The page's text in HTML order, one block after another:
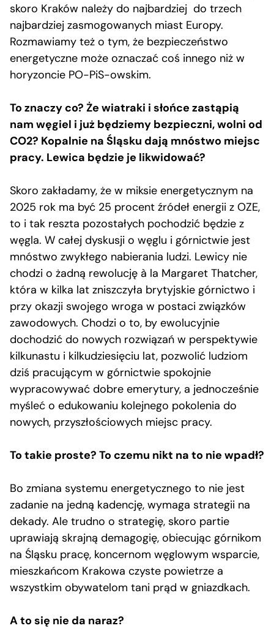
skoro Kraków należy do najbardziej do trzech
najbardziej zasmogowanych miast Europy.
Rozmawiamy też o tym, że bezpieczeństwo
energetyczne może oznaczać coś innego niż w
horyzoncie PO-PiS-owskim.
To znaczy co? Że wiatraki i słońce zastąpią
nam węgiel i już będziemy bezpieczni, wolni od
CO2? Kopalnie na Śląsku dają mnóstwo miejsc
pracy. Lewica będzie je likwidować?
Skoro zakładamy, że w miksie energetycznym na
2025 rok ma być 25 procent źródeł energii z OZE,
to i tak reszta pozostałych pochodzić będzie z
węgla. W całej dyskusji o węglu i górnictwie jest
mnóstwo zwykłego nabierania ludzi. Lewicy nie
chodzi o żadną rewolucję à la Margaret Thatcher,
która w kilka lat zniszczyła brytyjskie górnictwo i
przy okazji swojego wroga w postaci związków
zawodowych. Chodzi o to, by ewolucyjnie
dochodzić do nowych rozwiązań w perspektywie
kilkunastu i kilkudziesięciu lat, pozwolić ludziom
dziś pracującym w górnictwie spokojnie
wypracowywać dobre emerytury, a jednocześnie
myśleć o edukowaniu kolejnego pokolenia do
nowych, przyszłościowych miejsc pracy.
To takie proste? To czemu nikt na to nie wpadł?
Bo zmiana systemu energetycznego to nie jest
zadanie na jedną kadencję, wymaga strategii na
dekady. Ale trudno o strategię, skoro partie
uprawiają skrajną demagogię, obiecując górnikom
na Śląsku pracę, koncernom węglowym wsparcie,
mieszkańcom Krakowa czyste powietrze a
wszystkim obywatelom tani prąd w gniazdkach.
A to się nie da naraz?